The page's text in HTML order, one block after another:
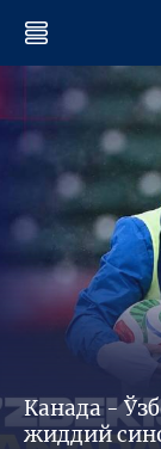
Канада -
жиддий